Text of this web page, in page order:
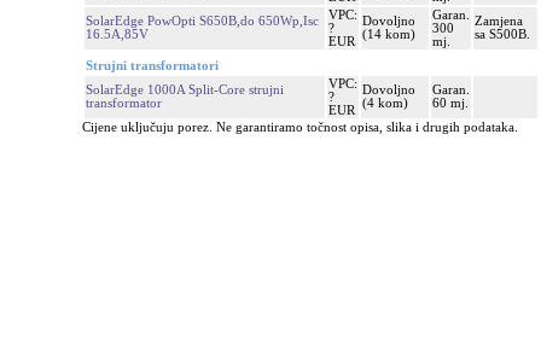
SolarEdge PowOpti S650B,do 650Wp,Isc
16.5A,85V
VPC:
?
EUR
Dovoljno
(14 kom)
Garan.
300
mj.
Zamjena
sa S500B.
Strujni transformatori
SolarEdge 1000A Split-Core strujni
transformator
VPC:
?
EUR
Dovoljno
(4 kom)
Garan.
60 mj.
Cijene uključuju porez. Ne garantiramo točnost opisa, slika i drugih podataka.